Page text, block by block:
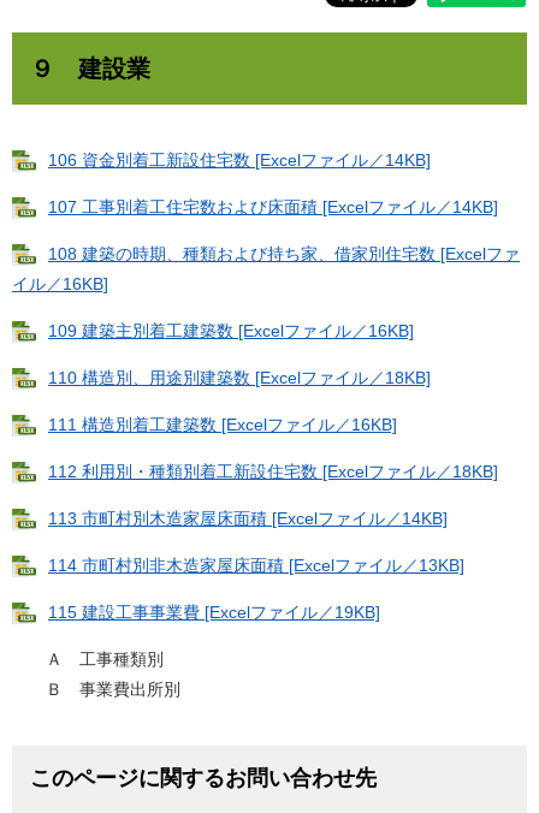
９ 建設業
106 資金別着工新設住宅数 [Excelファイル／14KB]
107 工事別着工住宅数および床面積 [Excelファイル／14KB]
108 建築の時期、種類および持ち家、借家別住宅数 [Excelファ
イル／16KB]
109 建築主別着工建築数 [Excelファイル／16KB]
110 構造別、用途別建築数 [Excelファイル／18KB]
111 構造別着工建築数 [Excelファイル／16KB]
112 利用別・種類別着工新設住宅数 [Excelファイル／18KB]
113 市町村別木造家屋床面積 [Excelファイル／14KB]
114 市町村別非木造家屋床面積 [Excelファイル／13KB]
115 建設工事事業費 [Excelファイル／19KB]
Ａ 工事種類別
Ｂ 事業費出所別
このページに関するお問い合わせ先